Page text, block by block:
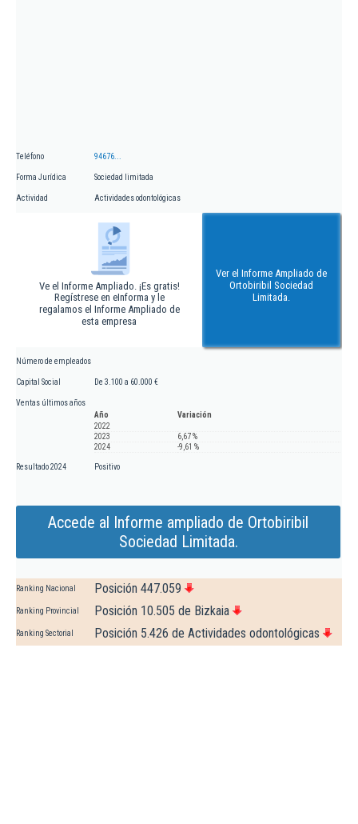
Teléfono 94676...
Forma Jurídica Sociedad limitada
Actividad Actividades odontológicas
Ve el Informe Ampliado. ¡Es gratis!
Regístrese en eInforma y le
regalamos el Informe Ampliado de
esta empresa
Ver el Informe Ampliado de
Ortobiribil Sociedad
Limitada.
Número de empleados
Capital Social De 3.100 a 60.000 €
Ventas últimos años
Año
Variación
2022
2023
6,67 %
2024
-9,61 %
Resultado 2024 Positivo
Accede al Informe ampliado de Ortobiribil
Sociedad Limitada.
Ranking Nacional Posición 447.059
Ranking Provincial Posición 10.505 de Bizkaia
Ranking Sectorial Posición 5.426 de Actividades odontológicas